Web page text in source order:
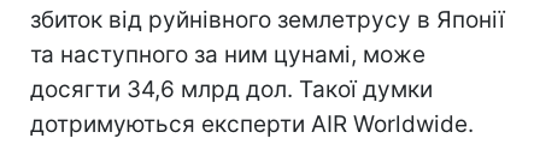
збиток від руйнівного землетрусу в Японії
та наступного за ним цунамі, може
досягти 34,6 млрд дол. Такої думки
дотримуються експерти AIR Worldwide.